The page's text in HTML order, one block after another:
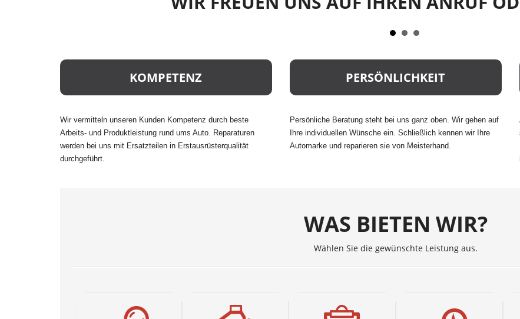
KOMPETENZ
Wir vermitteln unseren Kunden Kompetenz durch beste
Arbeits- und Produktleistung rund ums Auto. Reparaturen
werden bei uns mit Ersatzteilen in Erstausrüsterqualität
durchgeführt.
PERSÖNLICHKEIT
Persönliche Beratung steht bei uns ganz oben. Wir gehen auf
Ihre individuellen Wünsche ein. Schließlich kennen wir Ihre
Automarke und reparieren sie von Meisterhand.
WAS BIETEN WIR?
Wählen Sie die gewünschte Leistung aus.